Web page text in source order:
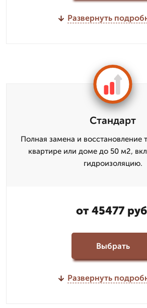
Развернуть
Стандарт
Полная замена и восстановление
квартире или доме до 50 м2,
гидроизоляцию.
от 45477
Выбрать
Развернуть